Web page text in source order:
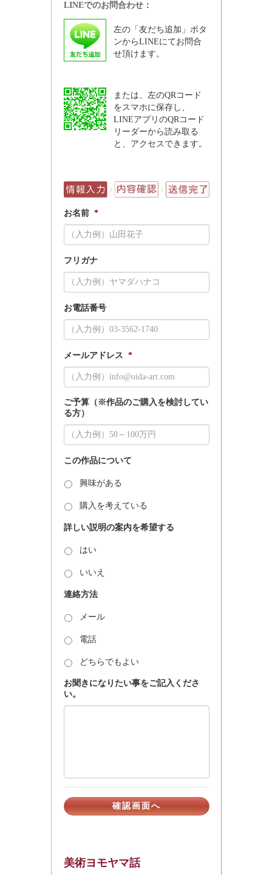
LINEでのお問合わせ：
左の「友だち追加」ボタ
ンからLINEにてお問合
せ頂けます。
または、左のQRコード
をスマホに保存し、
LINEアプリのQRコード
リーダーから読み取る
と、アクセスできます。
お名前 *
フリガナ
お電話番号
メールアドレス *
ご予算（※作品のご購入を検討してい
る方）
この作品について
興味がある
購入を考えている
詳しい説明の案内を希望する
はい
いいえ
連絡方法
メール
電話
どちらでもよい
お聞きになりたい事をご記入くださ
い。
美術ヨモヤマ話